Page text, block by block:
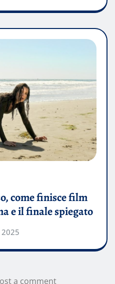
come finisce film
e il finale spiegato
a comment